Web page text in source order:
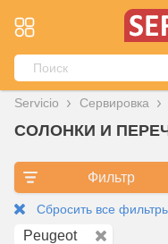
Servicio Сервировка
СОЛОНКИ И
Фильтр
Сбросить все
Peugeot